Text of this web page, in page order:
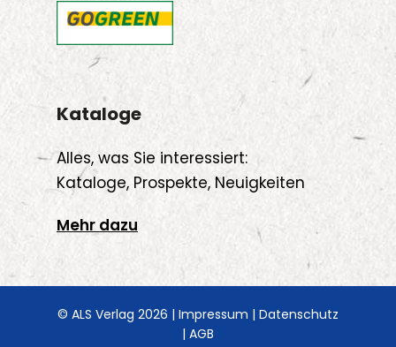
Kataloge
Alles, was Sie interessiert:
Kataloge, Prospekte, Neuigkeiten
Mehr dazu
© ALS Verlag 2026 | Impressum | Datenschutz
| AGB